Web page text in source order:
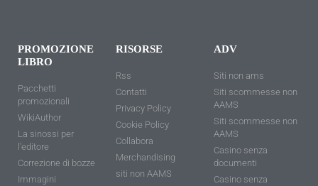
PROMOZIONE
LIBRO
Pacchetti
promozionali
WikiAuthor
La sinossi per
l'editore
Correzione di bozze
Immagini
RISORSE
Rss
Contatti
Privacy Policy
Cookie Policy
Collabora
Merchandising
siti non AAMS
ADV
Siti non ams
Siti scommesse non
AAMS
Siti scommesse non
AAMS
Casino senza
documenti
Casino senza